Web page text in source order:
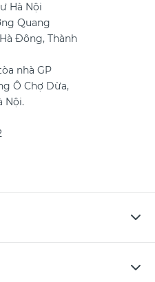
Hà Nội
Quang
Đông, Thành
nhà GP
Ô Chợ Dừa,
Nội.